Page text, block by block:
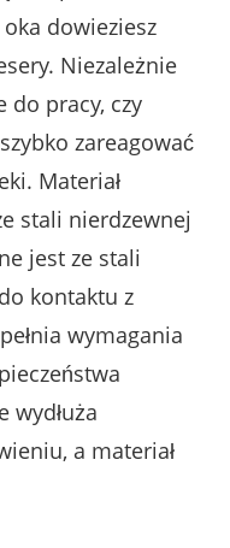
dowieziesz
Niezależnie
do pracy, czy
zareagować
Materiał
stali nierdzewnej
jest ze stali
kontaktu z
wymagania
wydłuża
a materiał